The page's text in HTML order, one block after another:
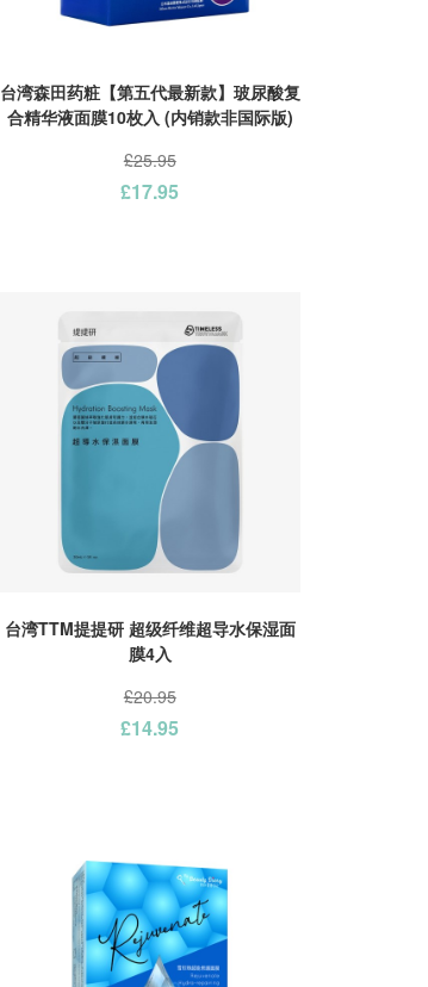
台湾森田药粧【第五代最新款】玻尿酸复
合精华液面膜10枚入 (内销款非国际版)
£25.95
£17.95
台湾TTM提提研 超级纤维超导水保湿面
膜4入
£20.95
£14.95